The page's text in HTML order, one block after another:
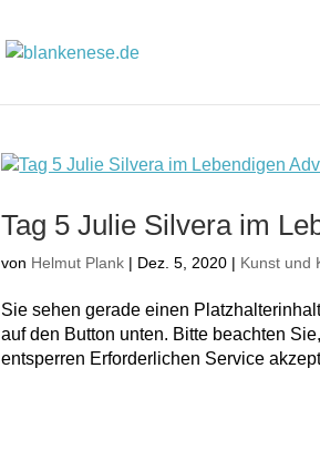
Tag 5 Julie Silvera im
von Helmut Plank | Dez. 5, 2020 | Kunst und
Sie sehen gerade einen
auf den Button unten. Bitte beachten
entsperren Erforderlichen Service